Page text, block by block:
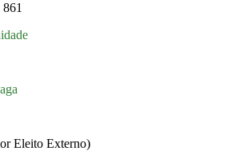
Eleito Externo)